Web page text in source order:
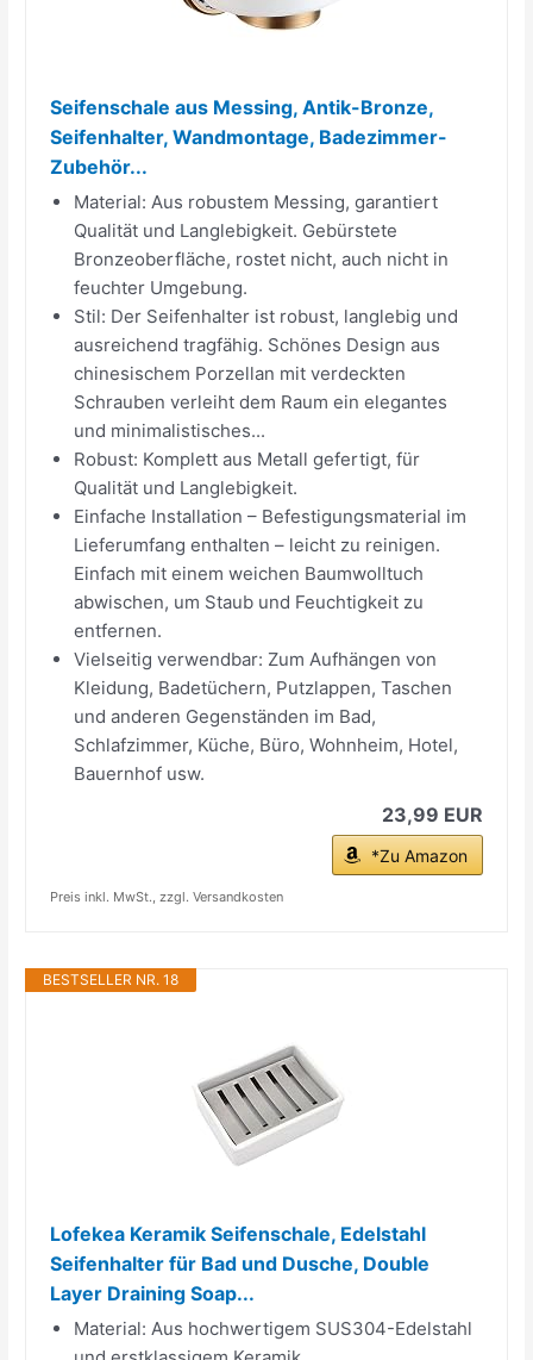
Seifenschale aus Messing, Antik-Bronze,
Seifenhalter, Wandmontage, Badezimmer-
Zubehör...
Material: Aus robustem Messing, garantiert
Qualität und Langlebigkeit. Gebürstete
Bronzeoberfläche, rostet nicht, auch nicht in
feuchter Umgebung.
Stil: Der Seifenhalter ist robust, langlebig und
ausreichend tragfähig. Schönes Design aus
chinesischem Porzellan mit verdeckten
Schrauben verleiht dem Raum ein elegantes
und minimalistisches...
Robust: Komplett aus Metall gefertigt, für
Qualität und Langlebigkeit.
Einfache Installation – Befestigungsmaterial im
Lieferumfang enthalten – leicht zu reinigen.
Einfach mit einem weichen Baumwolltuch
abwischen, um Staub und Feuchtigkeit zu
entfernen.
Vielseitig verwendbar: Zum Aufhängen von
Kleidung, Badetüchern, Putzlappen, Taschen
und anderen Gegenständen im Bad,
Schlafzimmer, Küche, Büro, Wohnheim, Hotel,
Bauernhof usw.
23,99 EUR
*Zu Amazon
Preis inkl. MwSt., zzgl. Versandkosten
BESTSELLER NR. 18
Lofekea Keramik Seifenschale, Edelstahl
Seifenhalter für Bad und Dusche, Double
Layer Draining Soap...
Material: Aus hochwertigem SUS304-Edelstahl